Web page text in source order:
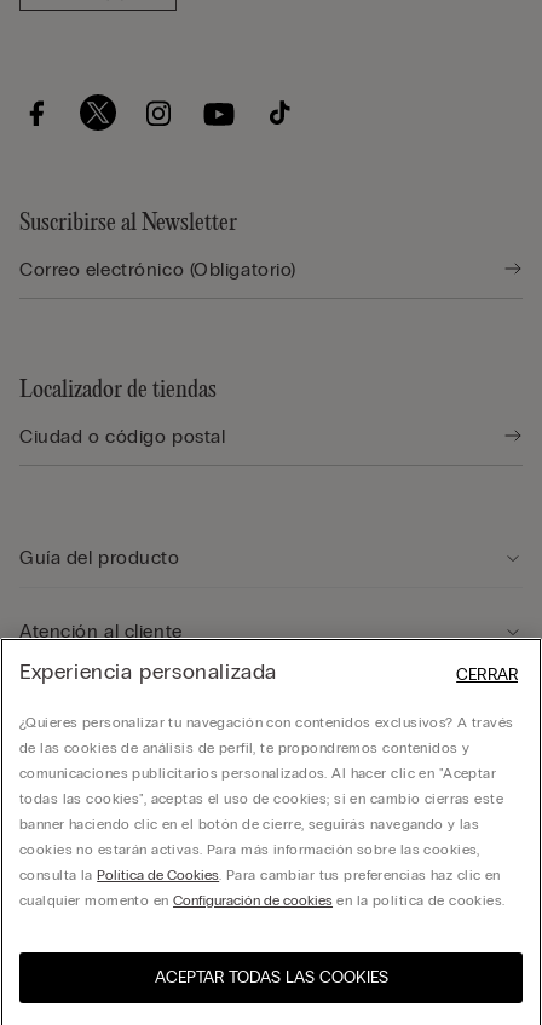
Selecciona la talla
Suscribirse al Newsletter
Localizador de tiendas
Guía del producto
Atención al cliente
Empresa
Estados Unidos
Experiencia personalizada
¿Quieres personalizar tu navegación con contenidos exclusivos? A través
de las cookies de análisis de perfil, te propondremos contenidos y
comunicaciones publicitarios personalizados. Al hacer clic en "Aceptar
todas las cookies", aceptas el uso de cookies; si en cambio cierras este
banner haciendo clic en el botón de cierre, seguirás navegando y las
cookies no estarán activas. Para más información sobre las cookies,
consulta laPolítica de Cookies. Para cambiar tus preferencias haz clic en
cualquier momento enConfiguración de cookies en la política de cookies.
ACEPTAR TODAS LAS COOKIES
CERRAR